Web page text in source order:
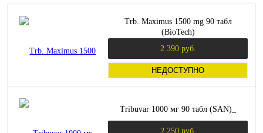
Trb. Maximus 1500 mg 90 табл
(BioTech)
2 390 руб.
НЕДОСТУПНО
Tribuvar 1000 мг 90 табл (SAN)_
2 250 руб.